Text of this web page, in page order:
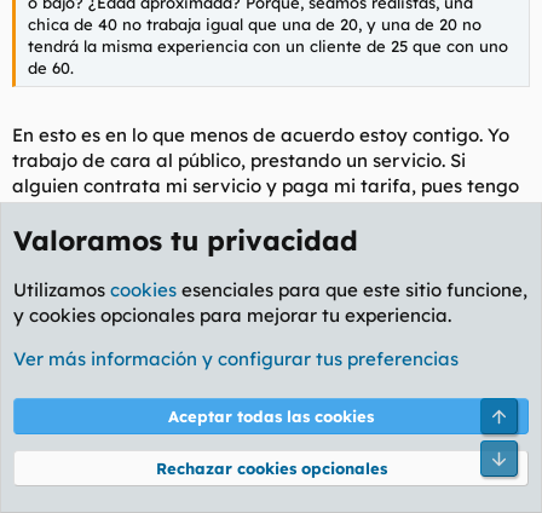
chica de 40 no trabaja igual que una de 20, y una de 20 no
tendrá la misma experiencia con un cliente de 25 que con uno
de 60.
En esto es en lo que menos de acuerdo estoy contigo. Yo
trabajo de cara al público, prestando un servicio. Si
alguien contrata mi servicio y paga mi tarifa, pues tengo
contrate un señor de 60 años, una simpática abuelita de
85 o una pandilla de alocados jóvenes.
Si una chica no trabaja igual de bien con un cliente de 25
tratan con educación y respetan sus normas) pues mal
R
Scriptor,Capitán Alatriste,piuaory 3 más
Valoramos tu privacidad
Utilizamos cookies esenciales para que este sitio funcione,
y cookies opcionales para mejorar tu experiencia.
Ver más información y configurar tus preferencias
Aceptar todas las cookies
Rechazar cookies opcionales
Pie